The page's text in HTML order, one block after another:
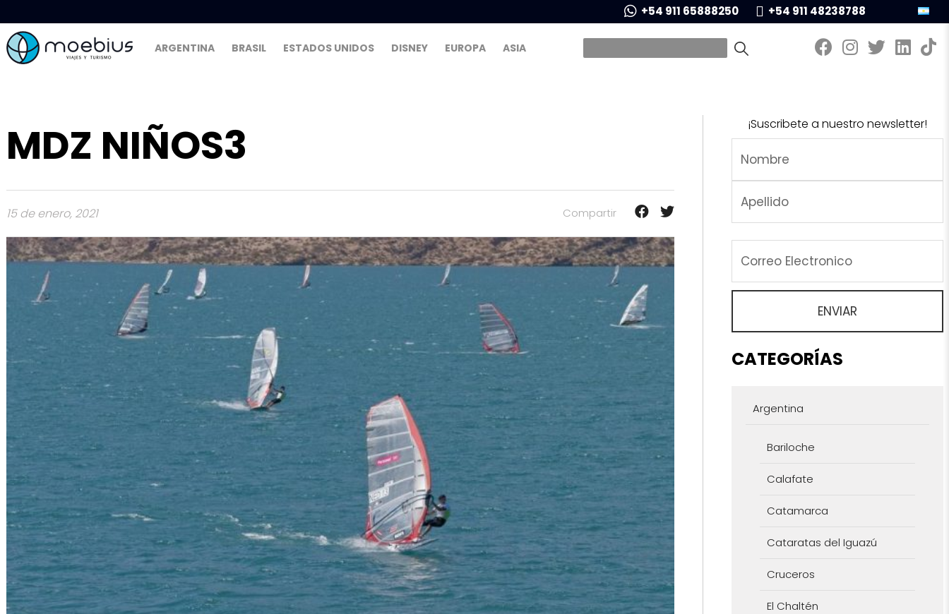
+54 911 65888250 +54 911 48238788
ARGENTINA BRASIL ESTADOS UNIDOS DISNEY EUROPA ASIA
MDZ NIÑOS3
15 de enero, 2021 Compartir
¡Suscribete a nuestro newsletter!
CATEGORÍAS
Argentina
Bariloche
Calafate
Catamarca
Cataratas del Iguazú
Cruceros
El Chaltén